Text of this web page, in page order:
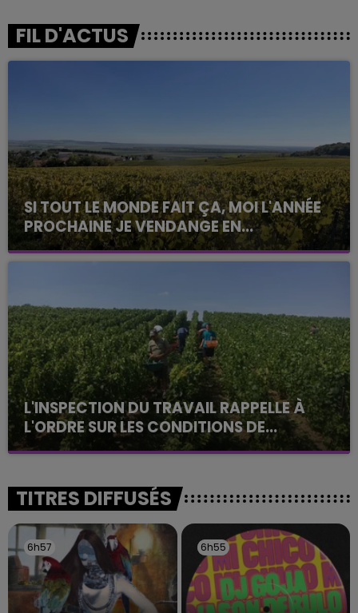
FIL D'ACTUS
SI TOUT LE MONDE FAIT ÇA, MOI L'ANNÉE
PROCHAINE JE VENDANGE EN...
La vendange en Champagne a débuté ce jeudi 6
août dans la commune de Montgueux (Aube). Du
L'INSPECTION DU TRAVAIL RAPPELLE À
L'ORDRE SUR LES CONDITIONS DE...
Alors que les dates de début des vendange 2026
l'inspection du Travail en profite pour rappeler
les conditions de...
TITRES DIFFUSÉS
6h57
6h57 6h55
6h55